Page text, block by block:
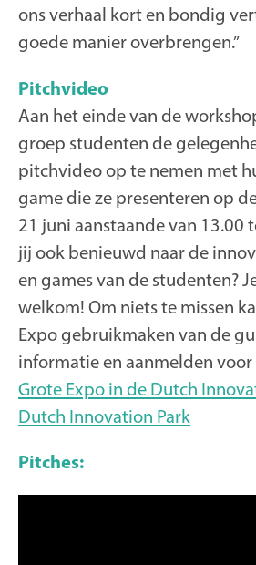
ons verhaal kort en bondig
goede manier overbrengen.”
Pitchvideo
Aan het einde van de
groep studenten de
pitchvideo op te nemen met
game die ze presenteren op
21 juni aanstaande van 13.00
jij ook benieuwd naar de
en games van de studenten?
welkom! Om niets te missen
Expo gebruikmaken van de
informatie en aanmelden
Grote Expo in de Dutch
Dutch Innovation Park
Pitches: